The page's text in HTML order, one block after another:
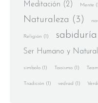
Meditación (2) Mente
Naturaleza (3)
Religión (1) sabiduría
Ser Humano y
simbolo (1) Taoismo (1)
Tradición (1) vedrad (1)